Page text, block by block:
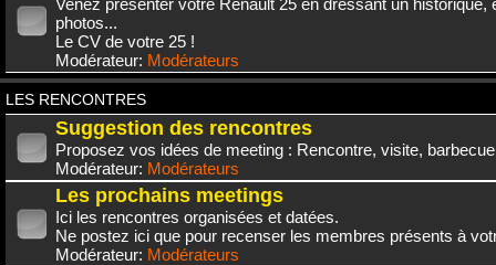
photos...
Le CV de votre 25 !
Modérateur: Modérateurs
LES RENCONTRES
Suggestion des rencontres
Proposez vos idées de meeting : Rencontre, visite,
Modérateur: Modérateurs
Les prochains meetings
Ici les rencontres organisées et datées.
Ne postez ici que pour recenser les membres présents à
Modérateur: Modérateurs